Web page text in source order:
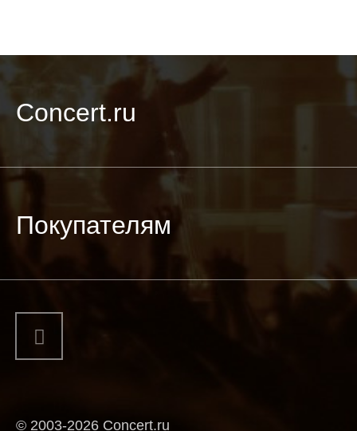
Concert.ru
Покупателям
© 2003-2026 Concert.ru